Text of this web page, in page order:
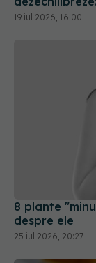
8 plante
25 iul 2026, 20:27